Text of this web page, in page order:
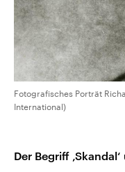
Fotografisches Porträt
International)
Der Begriff